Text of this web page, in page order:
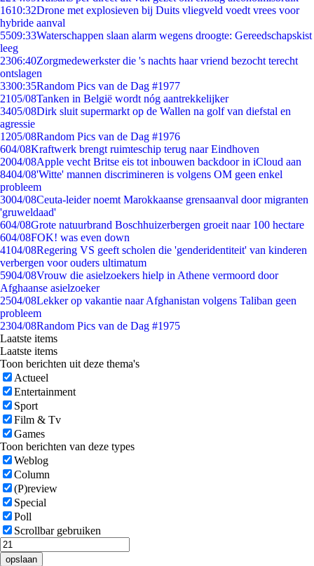
1610:32Drone met explosieven bij Duits vliegveld voedt vrees voor
hybride aanval
5509:33Waterschappen slaan alarm wegens droogte: Gereedschapskist
leeg
2306:40Zorgmedewerkster die 's nachts haar vriend bezocht terecht
ontslagen
3300:35Random Pics van de Dag #1977
2105/08Tanken in België wordt nóg aantrekkelijker
3405/08Dirk sluit supermarkt op de Wallen na golf van diefstal en
agressie
1205/08Random Pics van de Dag #1976
604/08Kraftwerk brengt ruimteschip terug naar Eindhoven
2004/08Apple vecht Britse eis tot inbouwen backdoor in iCloud aan
8404/08'Witte' mannen discrimineren is volgens OM geen enkel
probleem
3004/08Ceuta-leider noemt Marokkaanse grensaanval door migranten
'gruweldaad'
604/08Grote natuurbrand Boschhuizerbergen groeit naar 100 hectare
604/08FOK! was even down
4104/08Regering VS geeft scholen die 'genderidentiteit' van kinderen
verbergen voor ouders ultimatum
5904/08Vrouw die asielzoekers hielp in Athene vermoord door
Afghaanse asielzoeker
2504/08Lekker op vakantie naar Afghanistan volgens Taliban geen
probleem
2304/08Random Pics van de Dag #1975
Laatste items
Laatste items
Toon berichten uit deze thema's
Actueel
Entertainment
Sport
Film & Tv
Games
Toon berichten van deze types
Weblog
Column
(P)review
Special
Poll
Scrollbar gebruiken
opslaan